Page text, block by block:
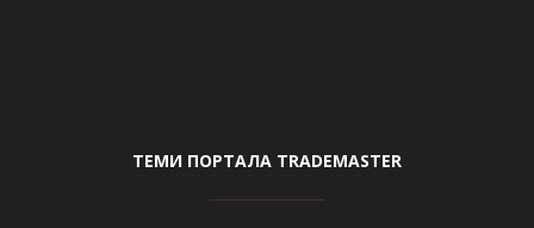
ТЕМИ ПОРТАЛА TRADEMASTER